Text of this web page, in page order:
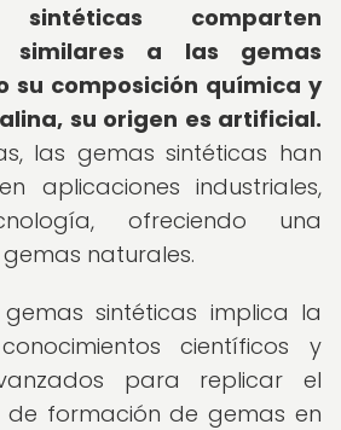
comparten
similares a las gemas
su composición química y
su origen es artificial.
las gemas sintéticas han
aplicaciones industriales,
ofreciendo una
naturales.
sintéticas implica la
científicos y
para replicar el
formación de gemas en